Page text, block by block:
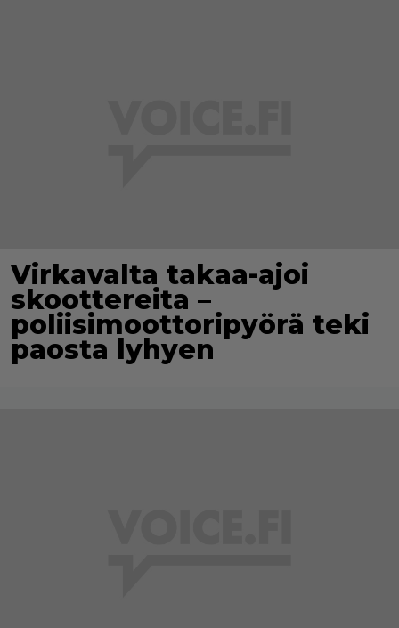
Virkavalta takaa-ajoi
skoottereita –
poliisimoottoripyörä teki
paosta lyhyen